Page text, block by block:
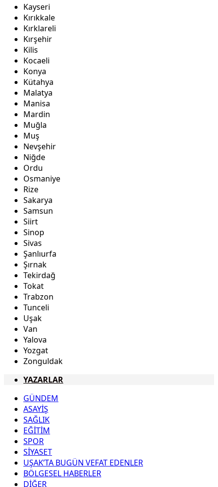
Kayseri
Kırıkkale
Kırklareli
Kırşehir
Kilis
Kocaeli
Konya
Kütahya
Malatya
Manisa
Mardin
Muğla
Muş
Nevşehir
Niğde
Ordu
Osmaniye
Rize
Sakarya
Samsun
Siirt
Sinop
Sivas
Şanlıurfa
Şırnak
Tekirdağ
Tokat
Trabzon
Tunceli
Uşak
Van
Yalova
Yozgat
Zonguldak
YAZARLAR
GÜNDEM
ASAYİŞ
SAĞLIK
EĞİTİM
SPOR
SİYASET
UŞAK’TA BUGÜN VEFAT EDENLER
BÖLGESEL HABERLER
DİĞER